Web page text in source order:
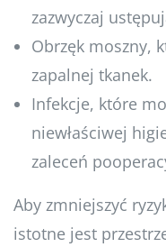
zazwyczaj
Obrzęk moszny,
zapalnej tkanek.
Infekcje, które
niewłaściwej
zaleceń
Aby zmniejszyć
istotne jest